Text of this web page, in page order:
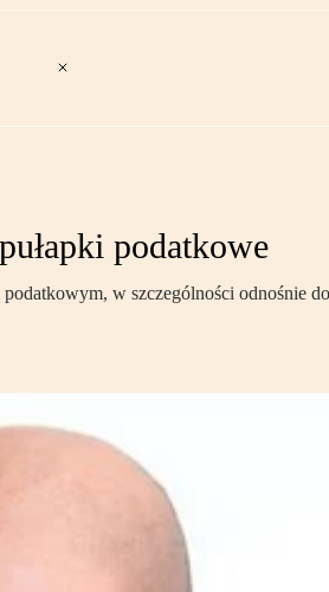
podatkowe
w szczególności odnośnie